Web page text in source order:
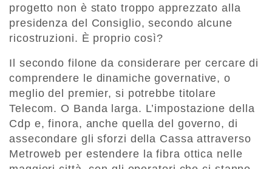
progetto non è stato troppo apprezzato alla
presidenza del Consiglio, secondo alcune
ricostruzioni. È proprio così?
Il secondo filone da considerare per cercare di
comprendere le dinamiche governative, o
meglio del premier, si potrebbe titolare
Telecom. O Banda larga. L’impostazione della
Cdp e, finora, anche quella del governo, di
assecondare gli sforzi della Cassa attraverso
Metroweb per estendere la fibra ottica nelle